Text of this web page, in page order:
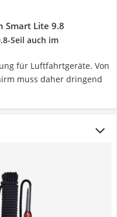
Smart Lite 9.8
Seil auch im
für Luftfahrtgeräte. Von
muss daher dringend